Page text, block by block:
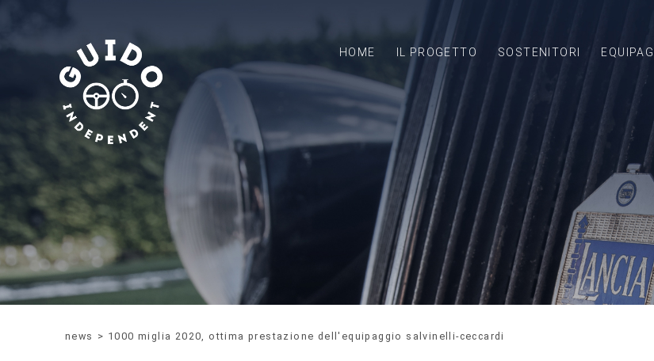
HOME IL PROGETTO SOSTENITORI
news > 1000 miglia 2020, ottima prestazione dell'equipaggio salvinelli-ceccardi